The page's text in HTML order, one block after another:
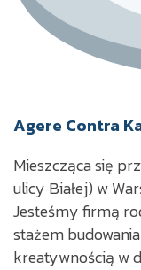
Agere Contra
Mieszcząca się
ulicy Białej) w
Jesteśmy firmą
stażem
kreatywnością w